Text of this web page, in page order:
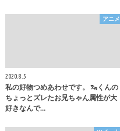
アニメ
2020.8.5
私の好物つめあわせです。 🦦くんの
ちょっとズレたお兄ちゃん属性が大
好きなんで…